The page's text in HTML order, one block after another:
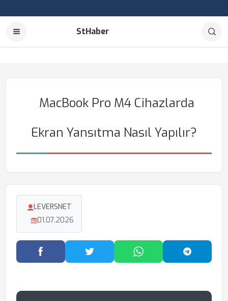
StHaber
MacBook Pro M4 Cihazlarda
Ekran Yansıtma Nasıl Yapılır?
LEVERSNET
01.07.2026
Facebook'ta PaylaşTwitter'da PaylaşWhatsApp'ta Paylaş